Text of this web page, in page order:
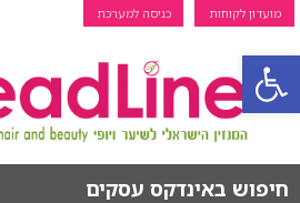
פתח סרגל נגישות
מועדון לקוחות כניסה למערכת
חיפוש באינדקס עסקים